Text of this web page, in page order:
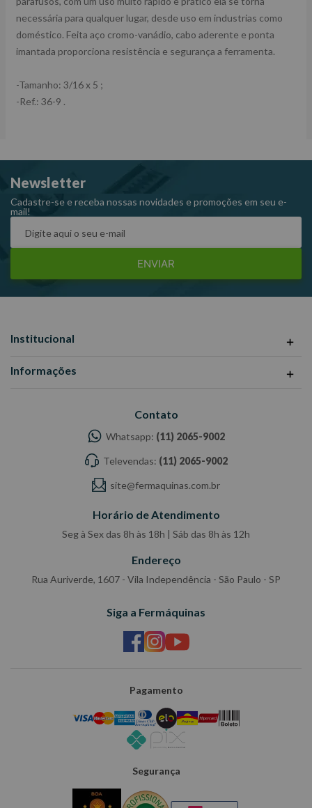
necessária para qualquer lugar, desde uso em industrias como
doméstico. Feita aço cromo-vanádio, cabo aderente e ponta
imantada proporciona resistência e segurança a ferramenta.
-Tamanho: 3/16 x 5 ;
-Ref.: 36-9 .
Newsletter
Cadastre-se e receba nossas novidades e promoções em seu e-
mail!
ENVIAR
Institucional
Informações
Contato
Whatsapp: (11) 2065-9002
Televendas: (11) 2065-9002
site@fermaquinas.com.br
Horário de Atendimento
Seg à Sex das 8h às 18h | Sáb das 8h às 12h
Endereço
Rua Auriverde, 1607 - Vila Independência - São Paulo - SP
Siga a Fermáquinas
Pagamento
Segurança